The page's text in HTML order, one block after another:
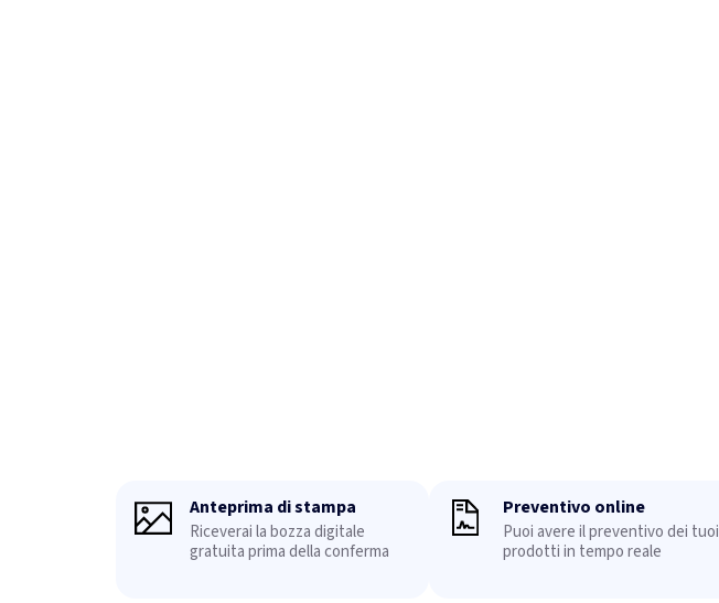
Anteprima di stampa
Riceverai la bozza digitale
gratuita prima della conferma
Preventivo online
Puoi avere il preventivo dei tuoi
prodotti in tempo reale